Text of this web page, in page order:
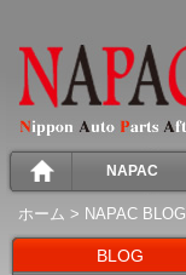
NAPAC
ホーム > NAPAC BLOG
BLOG